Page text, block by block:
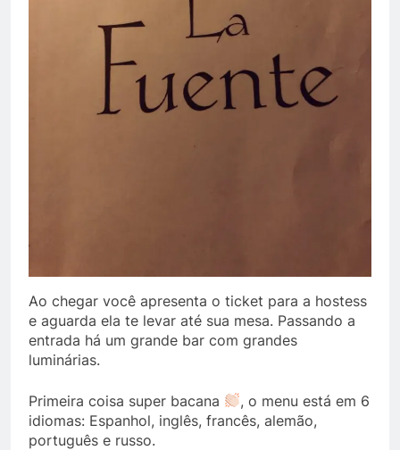
Ao chegar você apresenta o ticket para a hostess
e aguarda ela te levar até sua mesa. Passando a
entrada há um grande bar com grandes
luminárias.
Primeira coisa super bacana
, o menu está em 6
idiomas: Espanhol, inglês, francês, alemão,
português e russo.